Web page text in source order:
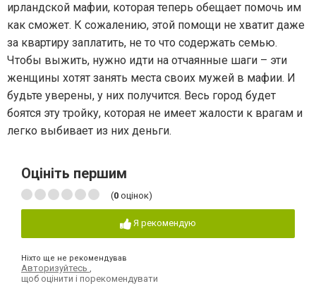
ирландской мафии, которая теперь обещает помочь им
как сможет. К сожалению, этой помощи не хватит даже
за квартиру заплатить, не то что содержать семью.
Чтобы выжить, нужно идти на отчаянные шаги – эти
женщины хотят занять места своих мужей в мафии. И
будьте уверены, у них получится. Весь город будет
боятся эту тройку, которая не имеет жалости к врагам и
легко выбивает из них деньги.
Оцініть першим
(0 оцінок)
Я рекомендую
Ніхто ще не рекомендував
Авторизуйтесь
щоб оцінити і порекомендувати